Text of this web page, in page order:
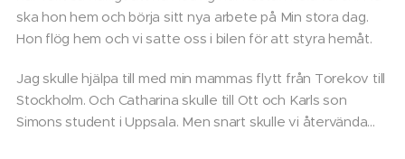
ska hon hem och börja sitt nya arbete på Min stora dag.
Hon flög hem och vi satte oss i bilen för att styra hemåt.
Jag skulle hjälpa till med min mammas flytt från Torekov till
Stockholm. Och Catharina skulle till Ott och Karls son
Simons student i Uppsala. Men snart skulle vi återvända...